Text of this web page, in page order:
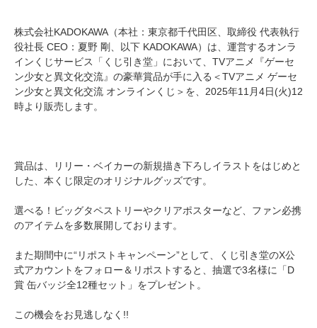
株式会社KADOKAWA（本社：東京都千代田区、取締役 代表執行
役社長 CEO：夏野 剛、以下 KADOKAWA）は、運営するオンラ
インくじサービス「くじ引き堂」において、TVアニメ『ゲーセ
ン少女と異文化交流』の豪華賞品が手に入る＜TVアニメ ゲーセ
ン少女と異文化交流 オンラインくじ＞を、2025年11月4日(火)12
時より販売します。
賞品は、リリー・ベイカーの新規描き下ろしイラストをはじめと
した、本くじ限定のオリジナルグッズです。
選べる！ビッグタペストリーやクリアポスターなど、ファン必携
のアイテムを多数展開しております。
また期間中に“リポストキャンペーン”として、くじ引き堂のX公
式アカウントをフォロー＆リポストすると、抽選で3名様に「D
賞 缶バッジ全12種セット」をプレゼント。
この機会をお見逃しなく!!